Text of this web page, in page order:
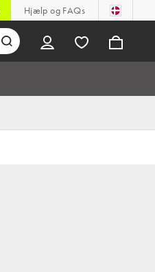
Hjælp og FAQs